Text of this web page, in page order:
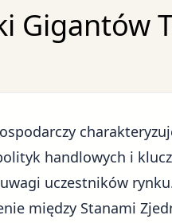
Gigantów
handlowych i
uczestników
między Stanami